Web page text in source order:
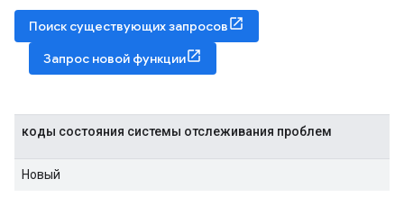
Поиск существующих запросов
Запрос новой функции
коды состояния системы отслеживания проблем
Новый